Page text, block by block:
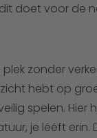
doet voor de
plek zonder
hebt op
spelen. Hier
je lééft erin.